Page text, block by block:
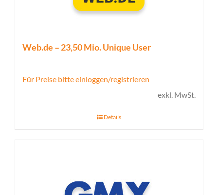
Web.de – 23,50 Mio. Unique User
Für Preise bitte einloggen/registrieren
exkl. MwSt.
Details